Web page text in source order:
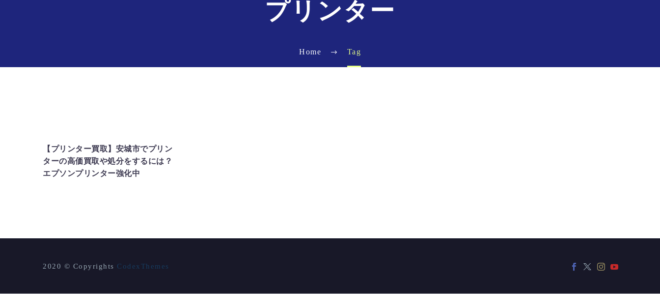
プリンター
Home Tag
【プリンター買取】安城市でプリン
ターの高価買取や処分をするには？
エプソンプリンター強化中
2020 © Copyrights CodexThemes